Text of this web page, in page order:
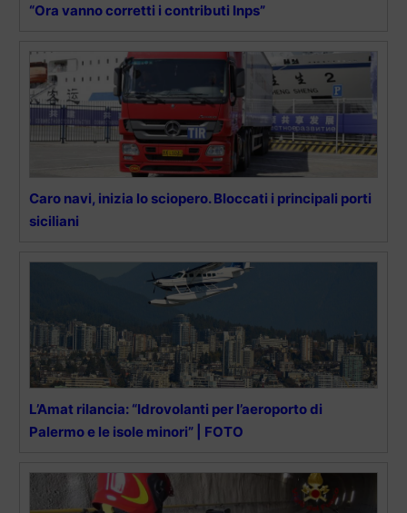
“Ora vanno corretti i contributi Inps”
Caro navi, inizia lo sciopero. Bloccati i principali porti
siciliani
L’Amat rilancia: “Idrovolanti per l’aeroporto di
Palermo e le isole minori” | FOTO